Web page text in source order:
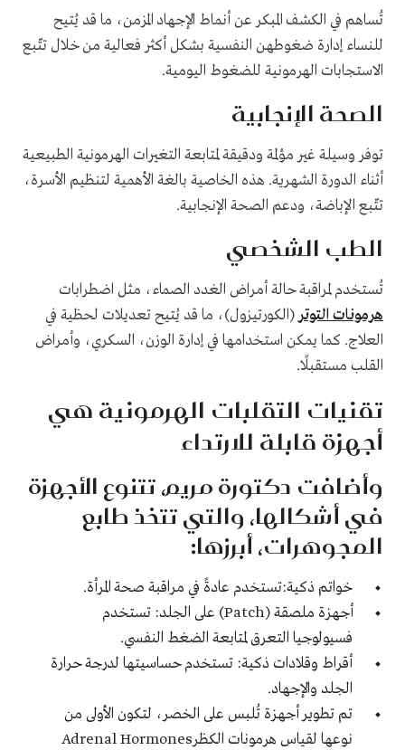
تُساهم في الكشف المبكر عن أنماط الإجهاد المزمن، ما قد يُتيح
للنساء إدارة ضغوطهن النفسية بشكل أكثر فعالية من خلال تتّبع
الاستجابات الهرمونية للضغوط اليومية.
الصحة الإنجابية
توفر وسيلة غير مؤلمة ودقيقة لمتابعة التغيرات الهرمونية الطبيعية
أثناء الدورة الشهرية. هذه الخاصية بالغة الأهمية لتنظيم الأسرة،
تتّبع الإباضة، ودعم الصحة الإنجابية.
الطب الشخصي
تُستخدم لمراقبة حالة أمراض الغدد الصماء، مثل اضطرابات
هرمونات التوتر (الكورتيزول)، ما قد يُتيح تعديلات لحظية في
العلاج. كما يمكن استخدامها في إدارة الوزن، السكري، وأمراض
القلب مستقبلًا.
تقنيات التقلبات الهرمونية هي
أجهزة قابلة للارتداء
وأضافت دكتورة مريم، تتنوع الأجهزة
في أشكالها، والتي تتخذ طابع
المجوهرات، أبرزها:
خواتم ذكية:تستخدم عادةً في مراقبة صحة المرأة.
أجهزة ملصقة (Patch) على الجلد: تستخدم
فسيولوجيا التعرق لمتابعة الضغط النفسي.
أقراط وقلادات ذكية: تستخدم حساسيتها لدرجة حرارة
الجلد والإجهاد.
تم تطوير أجهزة تُلبس على الخصر، لتكون الأولى من
نوعها لقياس هرمونات الكظرAdrenal Hormones